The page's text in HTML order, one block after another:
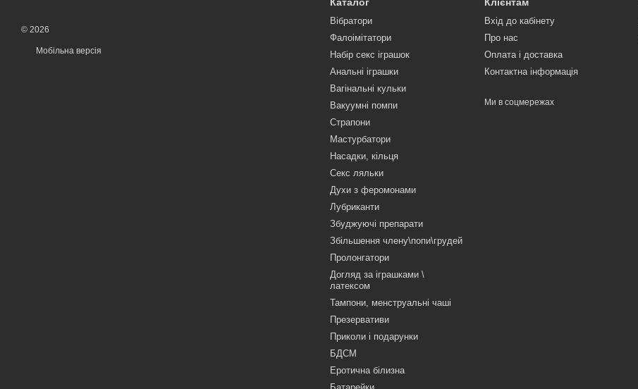
© 2026
Мобільна версія
Вібратори
Фалоімітатори
Набір секс іграшок
Анальні іграшки
Вагінальні кульки
Вакуумні помпи
Страпони
Мастурбатори
Насадки, кільця
Секс ляльки
Духи з феромонами
Лубриканти
Збуджуючі препарати
Збільшення члену\попи\грудей
Пролонгатори
Догляд за іграшками \
латексом
Тампони, менструальні чаші
Презервативи
Приколи і подарунки
БДСМ
Еротична білизна
Вхід до кабінету
Про нас
Оплата і доставка
Контактна інформація
Ми в соцмережах